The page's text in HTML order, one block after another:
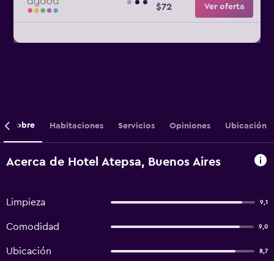
$72 Ver oferta
Sobre Habitaciones Servicios Opiniones Ubicación
Acerca de Hotel Atepsa, Buenos Aires
Limpieza 9,1
Comodidad 9,0
Ubicación 8,7